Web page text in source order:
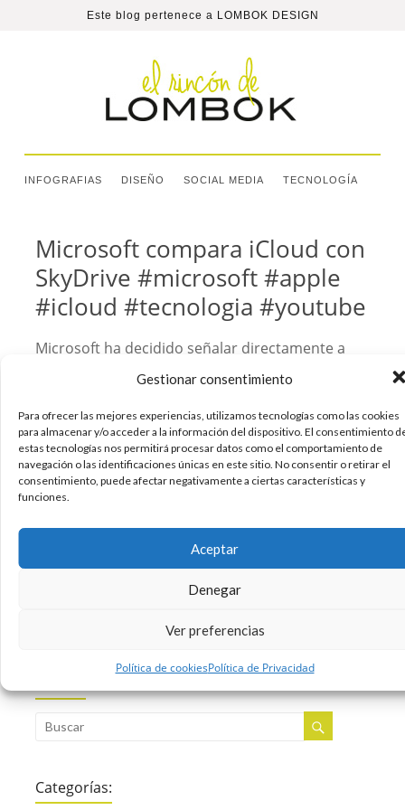
Gestionar consentimiento
Para ofrecer las mejores experiencias, utilizamos tecnologías como las cookies
para almacenar y/o acceder a la información del dispositivo. El consentimiento
estas tecnologías nos permitirá procesar datos como el comportamiento de
navegación o las identificaciones únicas en este sitio. No consentir o retirar el
consentimiento, puede afectar negativamente a ciertas características y
funciones.
Aceptar
Denegar
Ver preferencias
Política de cookiesPolítica de Privacidad
Este blog pertenece a LOMBOK DESIGN
INFOGRAFIAS DISEÑO SOCIAL MEDIA TECNOLOGÍA
Microsoft compara iCloud con
SkyDrive #microsoft #apple
#icloud #tecnologia #youtube
Microsoft ha decidido señalar directamente a
iCloud en su última campaña publicitaria por la
este último como un servicio superior. Tras el
lanzamiento de Google Drive y otras alternativas
al popular Dropbox la guerra entre servicios de
almacenamiento en la nube está
09/05/2012
Tecnologia,Youtube
Categorías: